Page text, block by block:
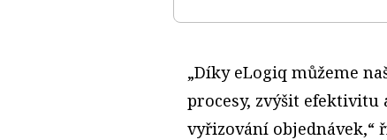
„Díky eLogiq můžeme
procesy, zvýšit
vyřizování objednávek,“